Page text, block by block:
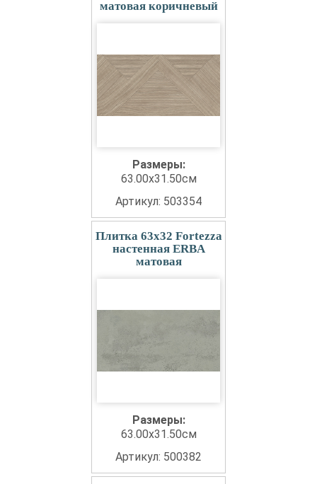
матовая коричневый
Размеры:
63.00x31.50см
Артикул: 503354
Плитка 63x32 Fortezza
настенная ERBA
матовая
Размеры:
63.00x31.50см
Артикул: 500382